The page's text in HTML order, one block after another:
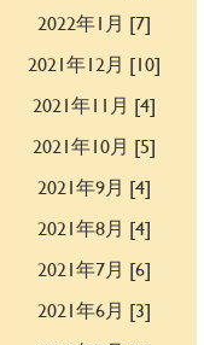
2022年1月 [7]
2021年12月 [10]
2021年11月 [4]
2021年10月 [5]
2021年9月 [4]
2021年8月 [4]
2021年7月 [6]
2021年6月 [3]